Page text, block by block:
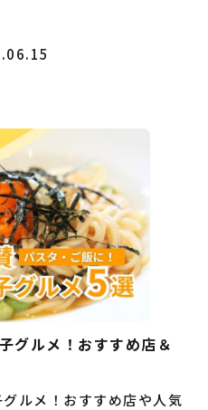
グルメ！おすすめ店＆
ルメ！おすすめ店や人気